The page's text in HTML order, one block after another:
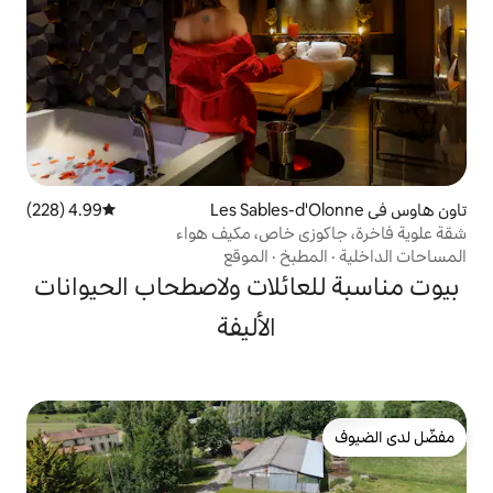
متوسط التقييم 4.99 من 5، 228 مراجعات
4.99 (228)
خاص، مكيف هواء
·الموقع
ولاصطحاب الحيوانات